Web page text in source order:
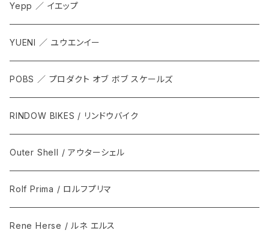
Yepp ／ イエップ
YUENI ／ ユウエンイー
POBS ／ プロダクト オブ ボブ スケールズ
RINDOW BIKES / リンドウバイク
Outer Shell / アウターシェル
Rolf Prima / ロルフプリマ
Rene Herse / ルネ エルス